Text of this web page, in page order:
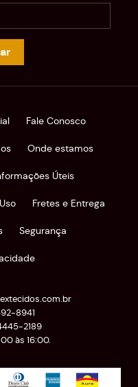
Fale Conosco
Onde estamos
Úteis
Fretes e Entrega
Segurança
8941
2189
às 16:00.